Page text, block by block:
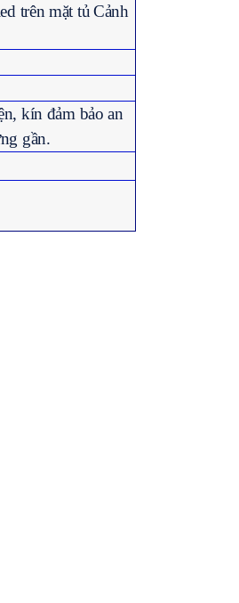
trên mặt tủ Cảnh
kín đảm bảo an
gần.